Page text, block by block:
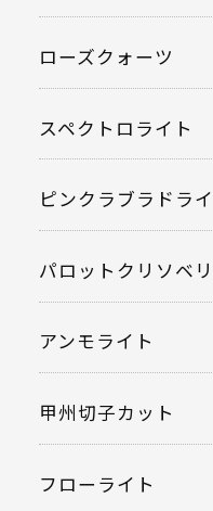
ローズクォーツ
スペクトロライト
ピンクラブラドラ
パロットクリソベ
アンモライト
甲州切子カット
フローライト